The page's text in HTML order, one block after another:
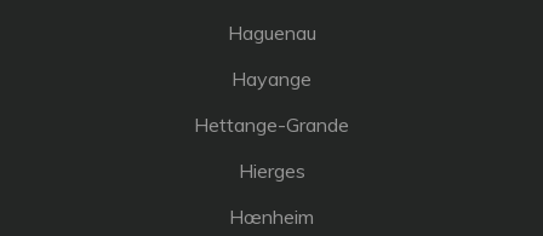
Haguenau
Hayange
Hettange-Grande
Hierges
Hœnheim